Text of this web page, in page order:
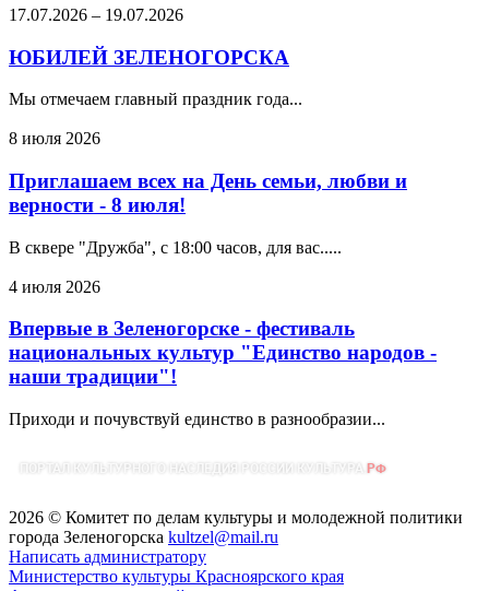
17.07.2026 – 19.07.2026
ЮБИЛЕЙ ЗЕЛЕНОГОРСКА
Мы отмечаем главный праздник года...
8 июля 2026
Приглашаем всех на День семьи, любви и
верности - 8 июля!
В сквере "Дружба", с 18:00 часов, для вас.....
4 июля 2026
Впервые в Зеленогорске - фестиваль
национальных культур "Единство народов -
наши традиции"!
Приходи и почувствуй единство в разнообразии...
2026 © Комитет по делам культуры и молодежной политики
города Зеленогорска kultzel@mail.ru
Написать администратору
Министерство культуры Красноярского края